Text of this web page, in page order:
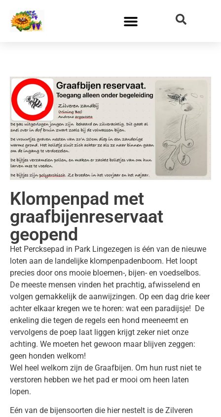
Klompenpad met
graafbijenreservaat
geopend
Het Percksepad in Park Lingezegen is één van de nieuwe
loten aan de landelijke klompenpadenboom. Het loopt
precies door ons mooie bloemen-, bijen- en voedselbos.
De meeste mensen vinden het prachtig, afwisselend en
volgen gemakkelijk de aanwijzingen. Op een dag drie keer
achter elkaar kregen we te horen: wat een paradijsje! De
enkeling die tegen de regels een hond meeneemt en
vervolgens de poep laat liggen krijgt zeker niet onze
achting. We moeten het gewoon maar blijven zeggen:
geen honden welkom!
Wel heel welkom zijn de Graafbijen. Om hun rust niet te
verstoren hebben we het pad er mooi om heen laten
lopen.
Eén van de bijensoorten die hier nestelt is de Zilveren